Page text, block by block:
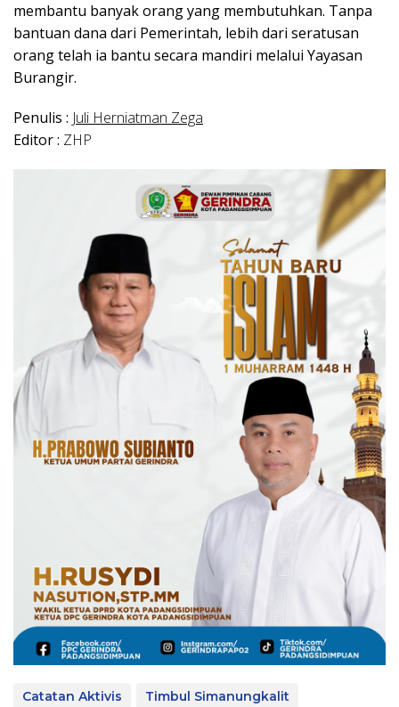
membantu banyak orang yang membutuhkan. Tanpa
bantuan dana dari Pemerintah, lebih dari seratusan
orang telah ia bantu secara mandiri melalui Yayasan
Burangir.
Penulis : Juli Herniatman Zega
Editor : ZHP
Catatan Aktivis
Timbul Simanungkalit